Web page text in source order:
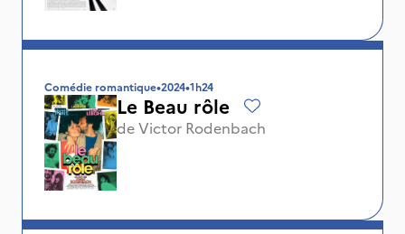
Comédie romantique•2024•1h24
Le Beau rôle
deVictor Rodenbach